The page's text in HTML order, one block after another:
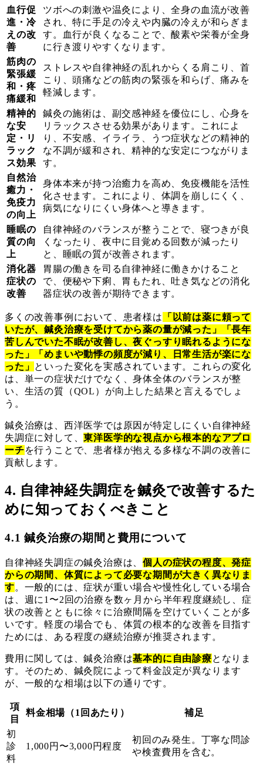
血行促
進・冷
えの改
善
ツボへの刺激や温灸により、全身の血流が改善
され、特に手足の冷えや内臓の冷えが和らぎま
す。血行が良くなることで、酸素や栄養が全身
に行き渡りやすくなります。
筋肉の
緊張緩
和・疼
痛緩和
ストレスや自律神経の乱れからくる肩こり、首
こり、頭痛などの筋肉の緊張を和らげ、痛みを
軽減します。
精神的
な安
定・リ
ラック
ス効果
鍼灸の施術は、副交感神経を優位にし、心身を
リラックスさせる効果があります。これによ
り、不安感、イライラ、うつ症状などの精神的
な不調が緩和され、精神的な安定につながりま
す。
自然治
癒力・
免疫力
の向上
身体本来が持つ治癒力を高め、免疫機能を活性
化させます。これにより、体調を崩しにくく、
病気になりにくい身体へと導きます。
睡眠の
質の向
上
自律神経のバランスが整うことで、寝つきが良
くなったり、夜中に目覚める回数が減ったり
と、睡眠の質が改善されます。
消化器
症状の
改善
胃腸の働きを司る自律神経に働きかけること
で、便秘や下痢、胃もたれ、吐き気などの消化
器症状の改善が期待できます。
多くの改善事例において、患者様は
「以前は薬に頼って
いたが、鍼灸治療を受けてから薬の量が減った」「長年
苦しんでいた不眠が改善し、夜ぐっすり眠れるようにな
った」「めまいや動悸の頻度が減り、日常生活が楽にな
った」 といった変化を実感されています。これらの変化
は、単一の症状だけでなく、身体全体のバランスが整
い、生活の質（QOL）が向上した結果と言えるでしょ
う。
鍼灸治療は、西洋医学では原因が特定しにくい自律神経
失調症に対して、東洋医学的な視点から根本的なアプロ
ーチを行うことで、患者様が抱える多様な不調の改善に
貢献します。
4. 自律神経失調症を鍼灸で改善するた
めに知っておくべきこと
4.1 鍼灸治療の期間と費用について
自律神経失調症の鍼灸治療は、個人の症状の程度、発症
からの期間、体質によって必要な期間が大きく異なりま
す。一般的には、症状が重い場合や慢性化している場合
は、週に1〜2回の治療を数ヶ月から半年程度継続し、症
状の改善とともに徐々に治療間隔を空けていくことが多
いです。軽度の場合でも、体質の根本的な改善を目指す
ためには、ある程度の継続治療が推奨されます。
費用に関しては、鍼灸治療は基本的に自由診療となりま
す。そのため、鍼灸院によって料金設定が異なります
が、一般的な相場は以下の通りです。
項
目
料金相場（1回あたり） 補足
初
診
料
1,000円〜3,000円程度
初回のみ発生。丁寧な問診
や検査費用を含む。